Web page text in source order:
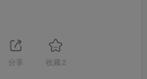
分享 收藏 2